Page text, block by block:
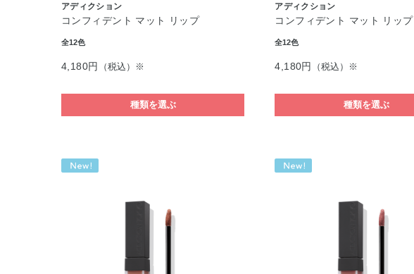
アディクション
コンフィデント マット リップ
全12色
4,180円 （税込）※
種類を選ぶ
アディクション
コンフィデント マット リップ
全12色
4,180円 （税込）※
種類を選ぶ